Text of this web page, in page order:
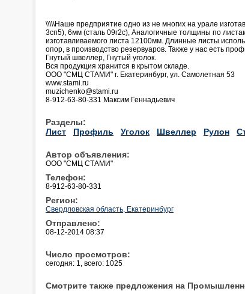
\\\\\Наше предприятие одно из не многих на урале
3сп5), 6мм (сталь 09г2с), Аналогичные толщины по
изготавливаемого листа 12100мм. Длинные листы
опор, в производство резервуаров. Также у нас есть
Гнутый швеллер, Гнутый уголок.
Вся продукция хранится в крытом складе.
ООО "СМЦ СТАМИ" г. Екатеринбург, ул. Самолетная 53
www.stami.ru
muzichenko@stami.ru
8-912-63-80-331 Максим Геннадьевич
Разделы:
Лист
Профиль Уголок Швеллер Рулон
Автор объявления:
ООО "СМЦ СТАМИ"
Телефон:
8-912-63-80-331
Регион:
Свердловская область, Екатеринбург
Отправлено:
08-12-2014 08:37
Число просмотров:
сегодня: 1, всего: 1025
Смотрите также предложения на